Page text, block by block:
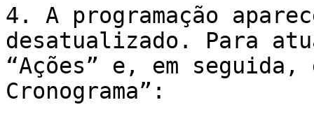
4. A programação
desatualizado. Para
“Ações” e, em
Cronograma”: